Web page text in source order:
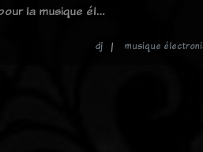
la musique él…
dj musique